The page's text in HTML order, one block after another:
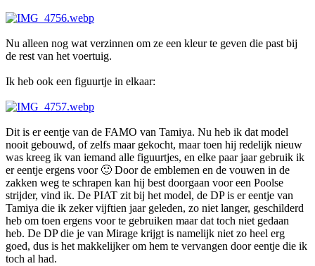
Nu alleen nog wat verzinnen om ze een kleur te geven die past bij
de rest van het voertuig.
Ik heb ook een figuurtje in elkaar:
Dit is er eentje van de FAMO van Tamiya. Nu heb ik dat model
nooit gebouwd, of zelfs maar gekocht, maar toen hij redelijk nieuw
was kreeg ik van iemand alle figuurtjes, en elke paar jaar gebruik ik
er eentje ergens voor 🙂 Door de emblemen en de vouwen in de
zakken weg te schrapen kan hij best doorgaan voor een Poolse
strijder, vind ik. De PIAT zit bij het model, de DP is er eentje van
Tamiya die ik zeker vijftien jaar geleden, zo niet langer, geschilderd
heb om toen ergens voor te gebruiken maar dat toch niet gedaan
heb. De DP die je van Mirage krijgt is namelijk niet zo heel erg
goed, dus is het makkelijker om hem te vervangen door eentje die ik
toch al had.